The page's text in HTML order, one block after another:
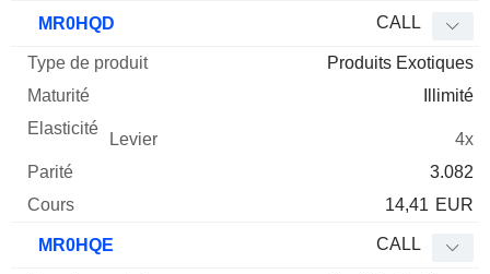
MR0HQD CALL
Produits Exotiques
Illimité
4x
3.082
14,41 EUR
MR0HQE CALL